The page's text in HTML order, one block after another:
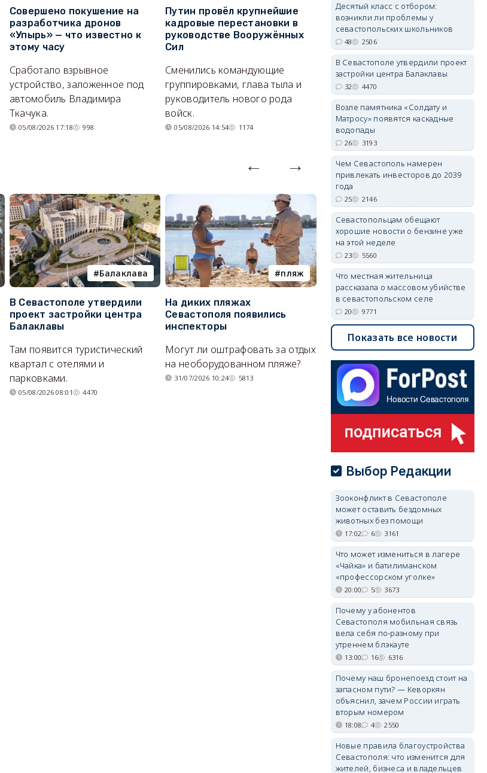
Совершено покушение на
разработчика дронов
«Упырь» — что известно к
этому часу
Сработало взрывное
устройство, заложенное под
автомобиль Владимира
Ткачука.
05/08/2026 17:18 998
Путин провёл крупнейшие
кадровые перестановки в
руководстве Вооружённых
Сил
Сменились командующие
группировками, глава тыла и
руководитель нового рода
войск.
05/08/2026 14:54 1174
В Севастополе утвердили
проект застройки центра
Балаклавы
Там появится туристический
квартал с отелями и
парковками.
Балаклава
В Севастополе утвердили
проект застройки центра
Балаклавы
Там появится туристический
квартал с отелями и
парковками.
05/08/2026 08:01 4470
пляж
На диких пляжах
Севастополя появились
инспекторы
Могут ли оштрафовать за отдых
на необорудованном пляже?
31/07/2026 10:24 5813
туризм
Двух москвичей на
сапбордах унесло от берега
Крыма на километр в море
Спасатели благополучно
вернули туристов обратно на
сушу.
29/07/2026 17:03
Десятый класс с отбором:
возникли ли проблемы у
севастопольских школьников
48 2506
В Севастополе утвердили проект
застройки центра Балаклавы
32 4470
Возле памятника «Солдату и
Матросу» появятся каскадные
водопады
26 3193
Чем Севастополь намерен
привлекать инвесторов до 2039
года
25 2146
Севастопольцам обещают
хорошие новости о бензине уже
на этой неделе
23 5560
Что местная жительница
рассказала о массовом убийстве
в севастопольском селе
20 9771
Показать все новости
Выбор Редакции
Зооконфликт в Севастополе
может оставить бездомных
животных без помощи
17:02 6 3161
Что может измениться в лагере
«Чайка» и батилиманском
«профессорском уголке»
20:00 5 3673
Почему у абонентов
Севастополя мобильная связь
вела себя по-разному при
утреннем блэкауте
13:00 16 6316
Почему наш бронепоезд стоит на
запасном пути? — Кеворкян
объяснил, зачем России играть
вторым номером
18:08 4 2550
Новые правила благоустройства
Севастополя: что изменится для
жителей, бизнеса и владельцев